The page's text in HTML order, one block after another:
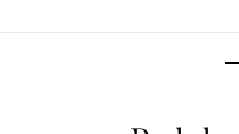
zdravší vzhľad. Kondicionér...